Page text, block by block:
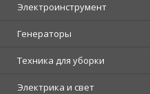
Электроинструмент
Генераторы
Техника для уборки
Электрика и свет